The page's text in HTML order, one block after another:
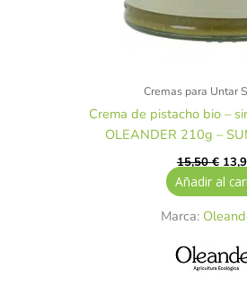
Cremas para Untar
Crema de pistacho bio –
OLEANDER 210g –
15,50€
Añadir al
Marca: